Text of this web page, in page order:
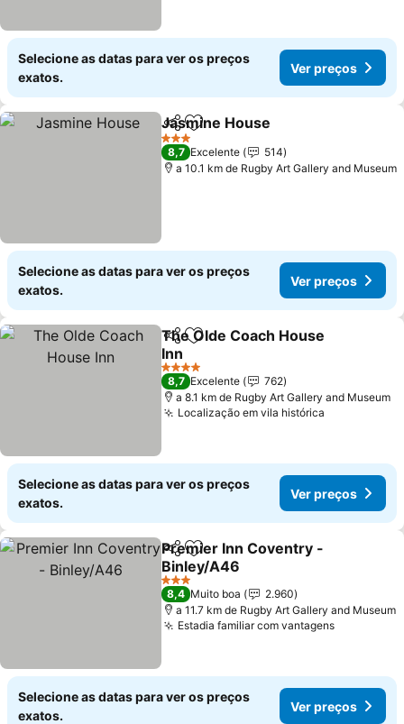
Selecione as datas para ver os preços
exatos.
Ver preços
PartilharAdicionar aos favoritos
Jasmine House
3 Estrelas
8,7 Excelente
514
a 10.1 km de Rugby Art Gallery and Museum
Selecione as datas para ver os preços
exatos.
Ver preços
PartilharAdicionar aos favoritos
The Olde Coach House
Inn
Ver preços
4 Estrelas
8,7 Excelente
762
a 8.1 km de Rugby Art Gallery and Museum
Localização em vila histórica
Selecione as datas para ver os preços
exatos.
Ver preços
PartilharAdicionar aos favoritos
Premier Inn Coventry -
Binley/A46
Ver preços
3 Estrelas
8,4 Muito boa
2.960
a 11.7 km de Rugby Art Gallery and Museum
Estadia familiar com vantagensVer
Selecione as datas para ver os preços
exatos.
Ver preços